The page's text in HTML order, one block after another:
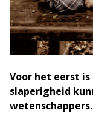
Voor het eerst
slaperigheid
wetenschappers.